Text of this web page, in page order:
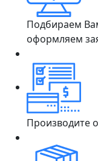
Подбираем
оформляем
Производите